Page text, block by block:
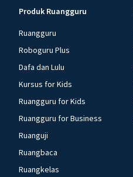
Produk Ruangguru
Ruangguru
Roboguru Plus
Dafa dan Lulu
Kursus for Kids
Ruangguru for Kids
Ruangguru for Business
Ruanguji
Ruangbaca
Ruangkelas